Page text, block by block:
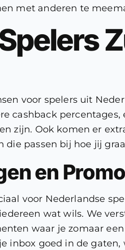
met anderen te
voor spelers uit
cashback
zijn. Ook komen er
passen bij hoe jij
en
voor Nederlandse
wat wils. We
waar je zomaar
inbox goed in de